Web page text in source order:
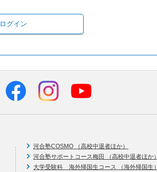
ログイン
河合塾COSMO （高校中退者ほか）
河合塾サポートコース梅田 （高校中退者ほか）
大学受験科 海外帰国生コース （海外帰国生）